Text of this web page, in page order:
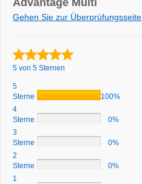
Advantage Multi
Gehen Sie zur Überprüfungsseite
5 von 5 Sternen
5
Sterne
100%
4
Sterne
0%
3
Sterne
0%
2
Sterne
0%
1